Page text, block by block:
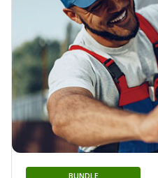
BUNDLE